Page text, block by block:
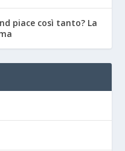
piace così tanto? La